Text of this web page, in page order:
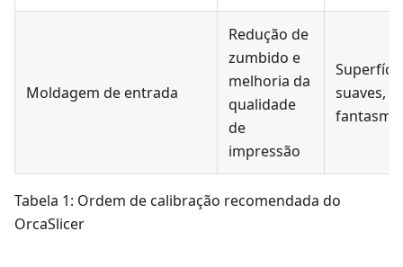
Moldagem de entrada
Redução de
zumbido e
melhoria da
qualidade
de
impressão
suaves,
Tabela 1: Ordem de calibração recomendada do
OrcaSlicer